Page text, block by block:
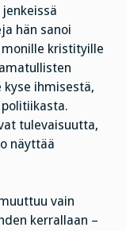
hän sanoi
kristityille
kyse ihmisestä,
tulevaisuutta,
näyttää
vain
kerrallaan –